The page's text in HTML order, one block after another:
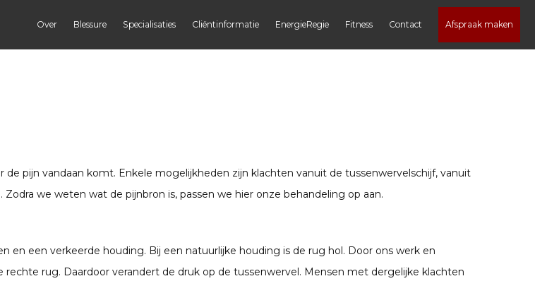
Over Blessure Specialisaties Cliëntinformatie EnergieRegie Fitness Contact Afspraak maken
pijn vandaan komt. Enkele mogelijkheden zijn klachten vanuit de tussenwervelschijf, vanuit
we weten wat de pijnbron is, passen we hier onze behandeling op aan.
en een verkeerde houding. Bij een natuurlijke houding is de rug hol. Door ons werk en
rug. Daardoor verandert de druk op de tussenwervel. Mensen met dergelijke klachten